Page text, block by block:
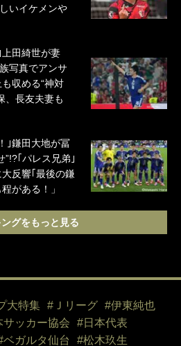
いイケメンや
上田綺世が妻
写真でアンサ
収める“神対
、長友夫妻も
｣鎌田大地が冨
”!?｢パレス兄弟｣
反響｢最後の鎌
がある！」
グをもっと見る
大特集 #Ｊリーグ
#伊東純也
サッカー協会
#日本代表
ベガルタ仙台
#松木玖生